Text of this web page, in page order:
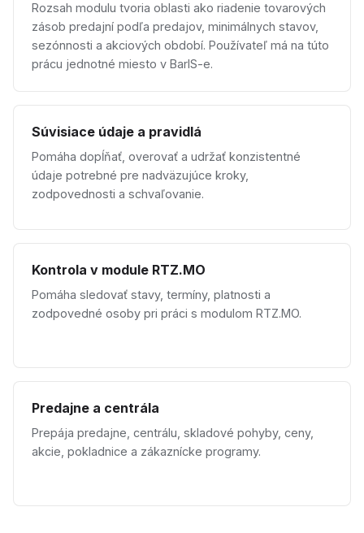
Rozsah modulu tvoria oblasti ako riadenie tovarových
zásob predajní podľa predajov, minimálnych stavov,
sezónnosti a akciových období. Používateľ má na túto
prácu jednotné miesto v BarIS-e.
Súvisiace údaje a pravidlá
Pomáha dopĺňať, overovať a udržať konzistentné
údaje potrebné pre nadväzujúce kroky,
zodpovednosti a schvaľovanie.
Kontrola v module RTZ.MO
Pomáha sledovať stavy, termíny, platnosti a
zodpovedné osoby pri práci s modulom RTZ.MO.
Predajne a centrála
Prepája predajne, centrálu, skladové pohyby, ceny,
akcie, pokladnice a zákaznícke programy.